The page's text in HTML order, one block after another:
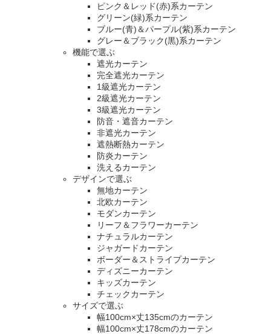
ピンク＆レッド(赤)系カーテン
グリーン(緑)系カーテン
ブルー(青)＆パープル(紫)系カーテン
グレー＆ブラック(黒)系カーテン
機能で選ぶ
遮光カーテン
完全遮光カーテン
1級遮光カーテン
2級遮光カーテン
3級遮光カーテン
防音・遮音カーテン
非遮光カーテン
遮熱断熱カーテン
防炎カーテン
洗えるカーテン
デザインで選ぶ
無地カーテン
北欧カーテン
モダンカーテン
リーフ＆フラワーカーテン
ナチュラルカーテン
ジャガードカーテン
ボーダー＆ストライプカーテン
ディズニーカーテン
キッズカーテン
チェックカーテン
サイズで選ぶ
幅100cm×丈135cmのカーテン
幅100cm×丈178cmのカーテン